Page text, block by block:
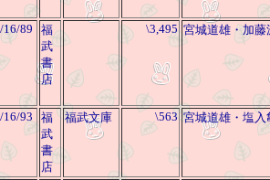
16/89
福
武
書
店
\3,495 宮城道雄・加
16/93
福
武
書
店
福武文庫 \563 宮城道雄・塩入